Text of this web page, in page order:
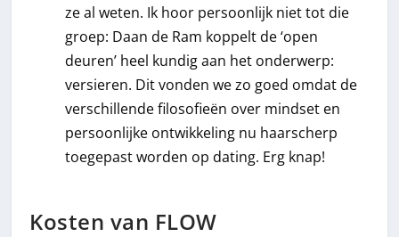
ze al weten. Ik hoor persoonlijk niet tot die
groep: Daan de Ram koppelt de ‘open
deuren’ heel kundig aan het onderwerp:
versieren. Dit vonden we zo goed omdat de
verschillende filosofieën over mindset en
persoonlijke ontwikkeling nu haarscherp
toegepast worden op dating. Erg knap!
Kosten van FLOW